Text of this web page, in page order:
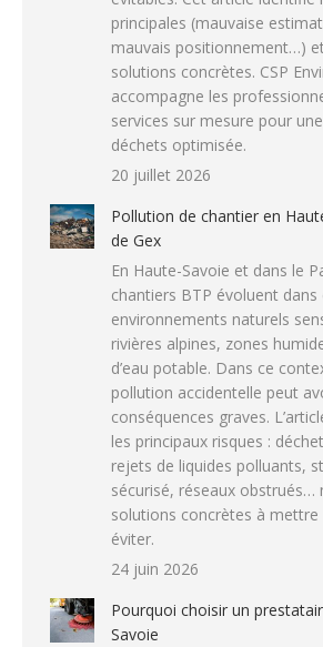
principales (mauvaise
mauvais positionnement…)
solutions concrètes. CSP
accompagne les
services sur mesure pour
déchets optimisée.
20 juillet 2026
Pollution de chantier en
de Gex
En Haute-Savoie et dans le
chantiers BTP évoluent dans
environnements naturels
rivières alpines, zones
d’eau potable. Dans ce
pollution accidentelle peut
conséquences graves.
les principaux risques :
rejets de liquides polluants,
sécurisé, réseaux obstrués…
solutions concrètes à mettre
éviter.
24 juin 2026
Pourquoi choisir un
Savoie